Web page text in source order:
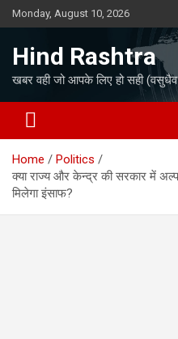
Skip
to
Monday, August 10, 2026
Hind Rashtra
खबर वही जो आपके लिए हो सही
Home
Politics
क्या राज्य और केन्द्र की सरकार में
मिलेगा इंसाफ?